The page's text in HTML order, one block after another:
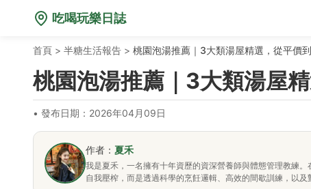
吃喝玩樂日誌
首頁 > 半糖生活報告 > 桃園泡湯推薦｜3大類湯屋精選，從平價
桃園泡湯推薦｜3大類湯屋
• 發布日期：2026年04月09日
作者： 夏禾
我是夏禾，一名擁有十年資歷的資深營養師與體態管理教練
自我壓榨，而是透過科學的烹飪邏輯、高效的間歇訓練，以